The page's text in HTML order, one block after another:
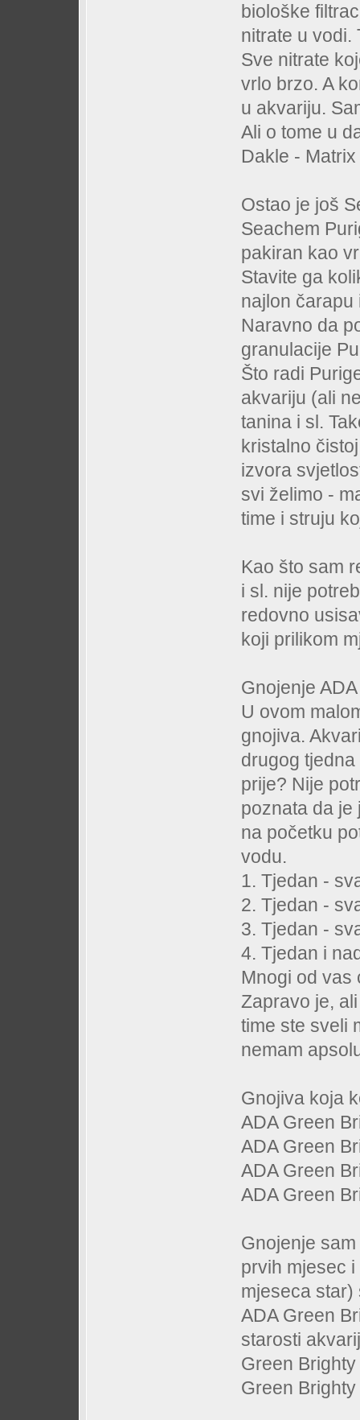
biološke
nitrate u vodi.
Sve nitrate
vrlo brzo. A
u akvariju.
Ali o tome u
Dakle -
Ostao je još
Seachem
pakiran kao
Stavite ga
najlon čarapu
Naravno da
granulacije
Što radi
akvariju (ali
tanina i sl.
kristalno
izvora
svi želimo -
time i struju
Kao što sam
i sl. nije
redovno
koji prilikom
Gnojenje
U ovom
gnojiva.
drugog
prije? Nije
poznata da je
na početku
vodu.
1. Tjedan -
2. Tjedan -
3. Tjedan -
4. Tjedan i
Mnogi od vas
Zapravo je,
time ste sveli
nemam
Gnojiva koja
ADA Green
ADA Green
ADA Green
ADA Green
Gnojenje
prvih mjesec
mjeseca star)
ADA Green
starosti
Green
Green